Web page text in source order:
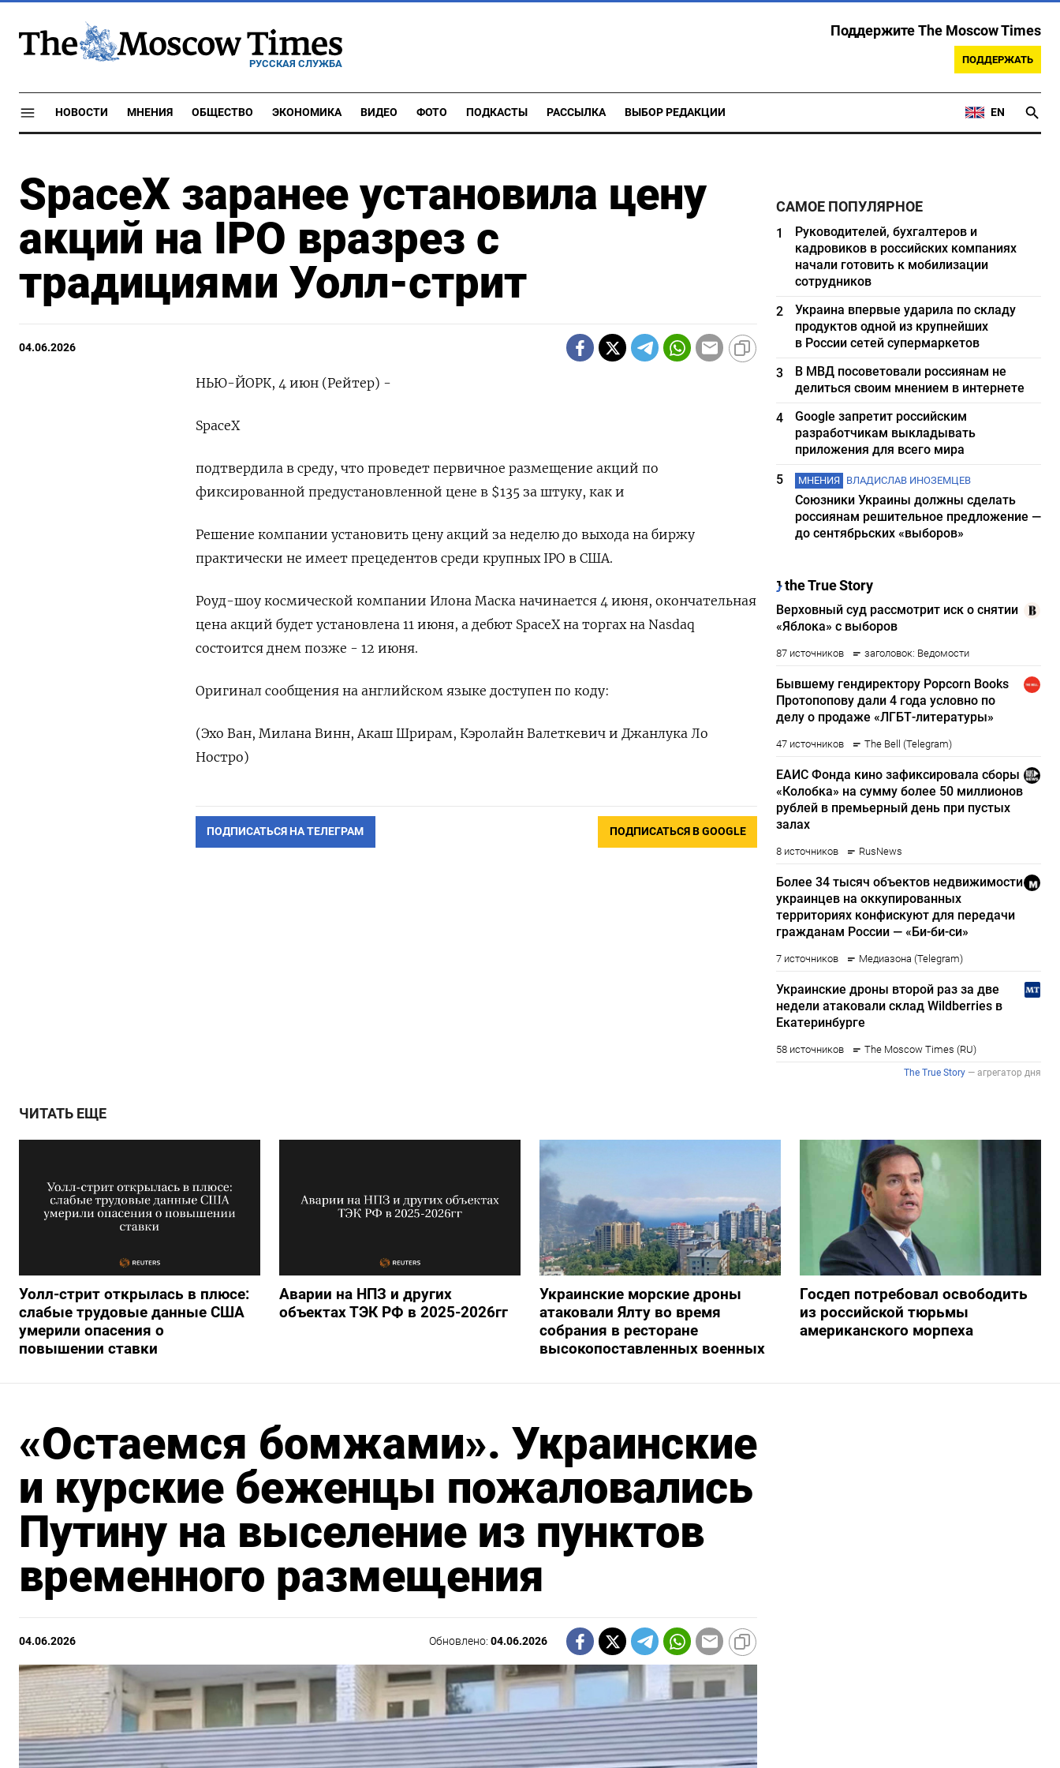
РУССКАЯ СЛУЖБА
Поддержите The Moscow Times
ПОДДЕРЖАТЬ
НОВОСТИ МНЕНИЯ ОБЩЕСТВО ЭКОНОМИКА ВИДЕО ФОТО ПОДКАСТЫ РАССЫЛКА ВЫБОР РЕДАКЦИИ EN
SpaceX заранее установила цену
акций на IPO вразрез c
традициями Уолл-стрит
04.06.2026
НЬЮ-ЙОРК, 4 июн (Рейтер) -
SpaceX
подтвердила в среду, что проведет ‌первичное размещение акций по
фиксированной предустановленной цене в $135 ​за ​штуку, как ​и
Решение компании ⁠установить ‌цену акций за ‌неделю до выхода на биржу
практически ​не имеет ‌прецедентов среди крупных ​IPO в США.
Роуд-шоу космической ‌компании Илона Маска начинается 4 июня, окончательная
​цена ​акций ‌будет установлена 11 ​июня, а дебют SpaceX на торгах на Nasdaq
состоится днем позже - 12 июня.
Оригинал сообщения ​на ⁠английском языке доступен по ‌коду:
(Эхо Ван, Милана ‌Винн, Акаш Шрирам, ​Кэролайн Валеткевич и Джанлука ‌Ло
Ностро)
ПОДПИСАТЬСЯ НА ТЕЛЕГРАМ ПОДПИСАТЬСЯ В GOOGLE
САМОЕ ПОПУЛЯРНОЕ
1
Руководителей, бухгалтеров и
кадровиков в российских компаниях
начали готовить к мобилизации
сотрудников
2
Украина впервые ударила по складу
продуктов одной из крупнейших
в России сетей супермаркетов
3
В МВД посоветовали россиянам не
делиться своим мнением в интернете
4
Google запретит российским
разработчикам выкладывать
приложения для всего мира
5
МНЕНИЯ ВЛАДИСЛАВ ИНОЗЕМЦЕВ
Союзники Украины должны сделать
россиянам решительное предложение —
до сентябрьских «выборов»
ЧИТАТЬ ЕЩЕ
Уолл-стрит открылась в плюсе:
слабые трудовые данные США
умерили опасения о
повышении ставки
Аварии на НПЗ и других
объектах ТЭК РФ в 2025-2026гг
Украинские морские дроны
атаковали Ялту во время
собрания в ресторане
высокопоставленных военных
Госдеп потребовал освободить
из российской тюрьмы
американского морпеха
«Остаемся бомжами». Украинские
и курские беженцы пожаловались
Путину на выселение из пунктов
временного размещения
04.06.2026 Обновлено:04.06.2026